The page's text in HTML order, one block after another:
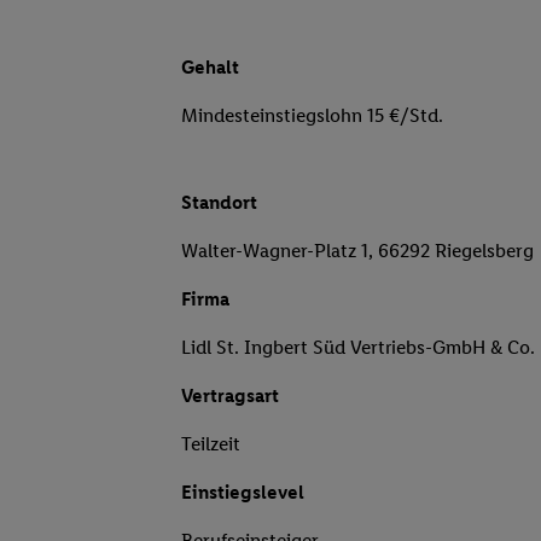
Gehalt
Mindesteinstiegslohn 15 €/Std.
Standort
Walter-Wagner-Platz 1, 66292 Riegelsberg
Firma
Lidl St. Ingbert Süd Vertriebs-GmbH & Co.
Vertragsart
Teilzeit
Einstiegslevel